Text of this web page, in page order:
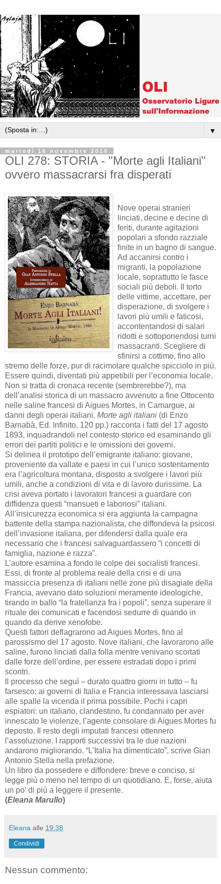
▼
martedì 16 novembre 2010
OLI 278: STORIA - "Morte agli Italiani"
ovvero massacrarsi fra disperati
Nove operai stranieri
linciati, decine e decine di
feriti, durante agitazioni
popolari a sfondo razziale
finite in un bagno di sangue.
Ad accanirsi contro i
migranti, la popolazione
locale, soprattutto le fasce
sociali più deboli. Il torto
delle vittime, accettare, per
disperazione, di svolgere i
lavori più umili e faticosi,
accontentandosi di salari
ridotti e sottoponendosi turni
massacranti. Scegliere di
sfinirsi a cottimo, fino allo
stremo delle forze, pur di racimolare qualche spicciolo in più.
Essere quindi, diventati più appetibili per l’economia locale.
Non si tratta di cronaca recente (sembrerebbe?), ma
dell’analisi storica di un massacro avvenuto a fine Ottocento
nelle saline francesi di Aigues Mortes, in Camargue, ai
danni degli operai italiani. Morte agli italiani (di Enzo
Barnabà, Ed. Infinito, 120 pp.) racconta i fatti del 17 agosto
1893, inquadrandoli nel contesto storico ed esaminando gli
errori dei partiti politici e le omissioni dei governi.
Si delinea il prototipo dell’emigrante italiano: giovane,
proveniente da vallate e paesi in cui l’unico sostentamento
era l’agricoltura montana, disposto a svolgere i lavori più
umili, anche a condizioni di vita e di lavoro durissime. La
crisi aveva portato i lavoratori francesi a guardare con
diffidenza questi “mansueti e laboriosi” italiani.
All’insicurezza economica si era aggiunta la campagna
battente della stampa nazionalista, che diffondeva la psicosi
dell’invasione italiana, per difendersi dalla quale era
necessario che i francesi salvaguardassero “i concetti di
famiglia, nazione e razza”.
L’autore esamina a fondo le colpe dei socialisti francesi.
Essi, di fronte al problema reale della crisi e di una
massiccia presenza di italiani nelle zone più disagiate della
Francia, avevano dato soluzioni meramente ideologiche,
tirando in ballo “la fratellanza fra i popoli”, senza superare il
rituale dei comunicati e facendosi sedurre di quando in
quando da derive xenofobe.
Questi fattori deflagrarono ad Aigues Mortes, fino al
parossismo del 17 agosto. Nove italiani, che lavorarono alle
saline, furono linciati dalla folla mentre venivano scortati
dalle forze dell’ordine, per essere estradati dopo i primi
scontri.
Il processo che seguì – durato quattro giorni in tutto – fu
farsesco: ai governi di Italia e Francia interessava lasciarsi
alle spalle la vicenda il prima possibile. Pochi i capri
espiatori: un italiano, clandestino, fu condannato per aver
innescato le violenze, l’agente consolare di Aigues Mortes fu
deposto. Il resto degli imputati francesi ottennero
l’assoluzione. I rapporti successivi tra le due nazioni
andarono migliorando. “L’Italia ha dimenticato”, scrive Gian
Antonio Stella nella prefazione.
Un libro da possedere e diffondere: breve e conciso, si
legge più o meno nel tempo di un quotidiano. E, forse, aiuta
un po’ di più a leggere il presente.
(Eleana Marullo)
Eleana alle 19:38
Condividi
Nessun commento: